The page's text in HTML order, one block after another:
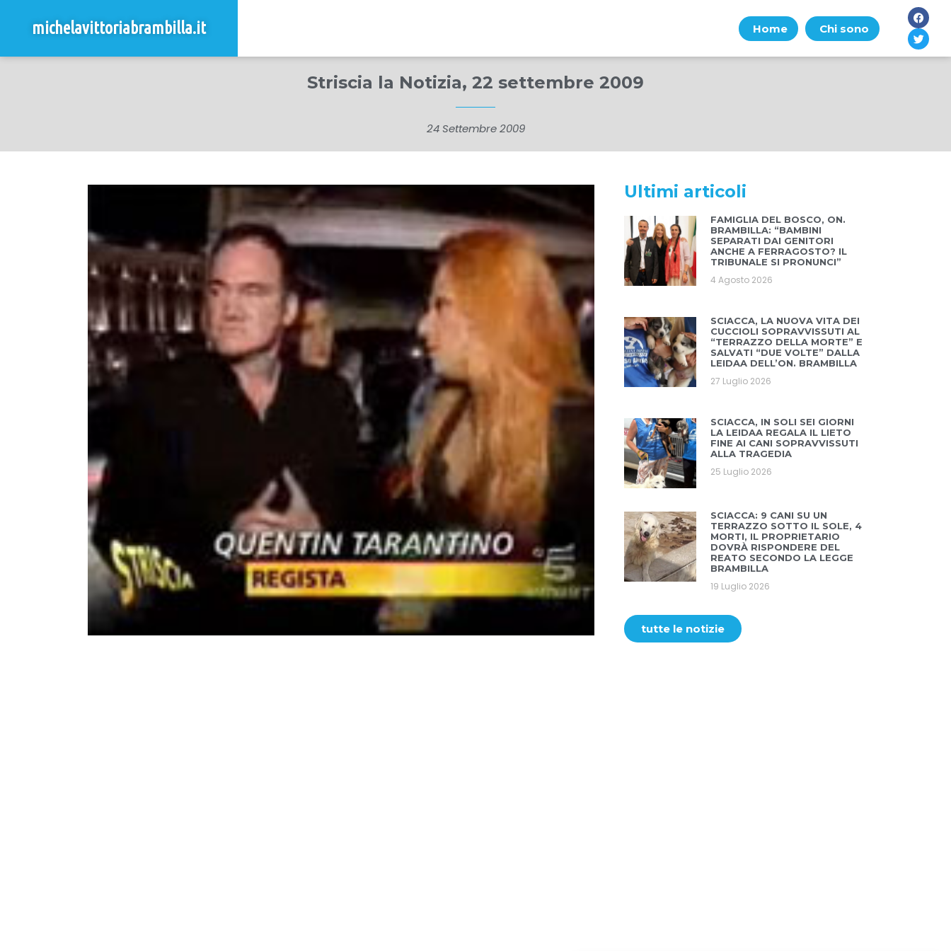
michelavittoriabrambilla.it Home Chi sono
Striscia la Notizia, 22 settembre 2009
24 Settembre 2009
Ultimi articoli
FAMIGLIA DEL BOSCO, ON.
BRAMBILLA: “BAMBINI
SEPARATI DAI GENITORI
ANCHE A FERRAGOSTO? IL
TRIBUNALE SI PRONUNCI”
4 Agosto 2026
SCIACCA, LA NUOVA VITA DEI
CUCCIOLI SOPRAVVISSUTI AL
“TERRAZZO DELLA MORTE” E
SALVATI “DUE VOLTE” DALLA
LEIDAA DELL’ON. BRAMBILLA
27 Luglio 2026
SCIACCA, IN SOLI SEI GIORNI
LA LEIDAA REGALA IL LIETO
FINE AI CANI SOPRAVVISSUTI
ALLA TRAGEDIA
25 Luglio 2026
SCIACCA: 9 CANI SU UN
TERRAZZO SOTTO IL SOLE, 4
MORTI, IL PROPRIETARIO
DOVRÀ RISPONDERE DEL
REATO SECONDO LA LEGGE
BRAMBILLA
19 Luglio 2026
tutte le notizie